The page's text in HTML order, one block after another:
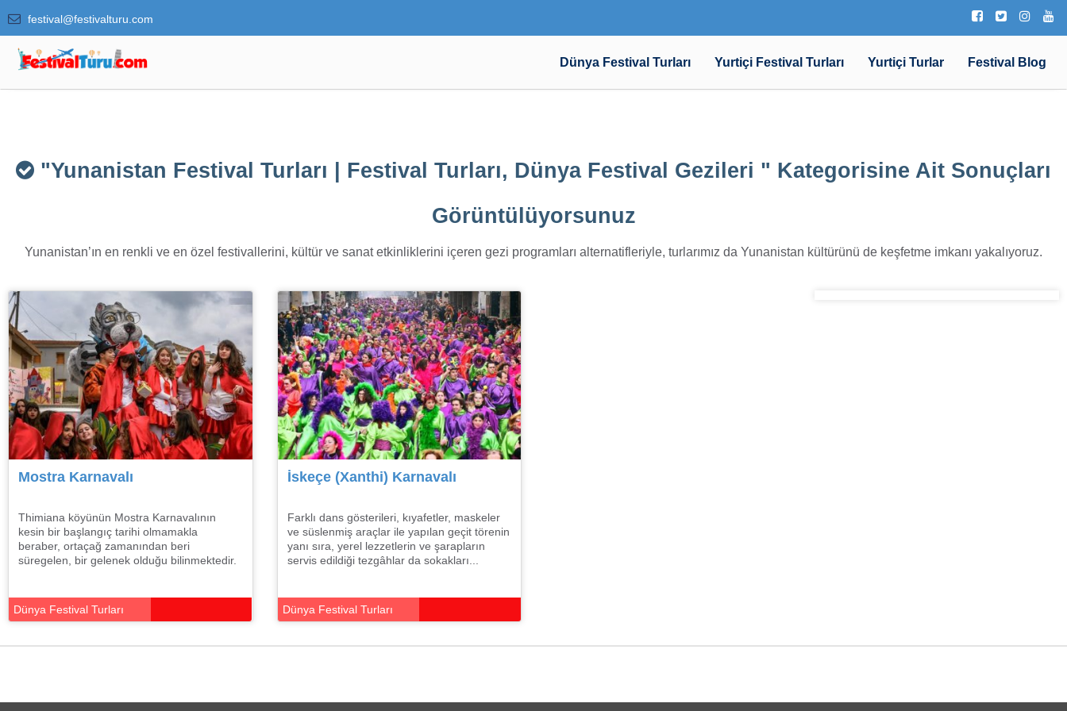
festival@festivalturu.com
Dünya Festival Turları Yurtiçi Festival Turları Yurtiçi Turlar Festival Blog
"Yunanistan Festival Turları | Festival Turları, Dünya Festival Gezileri " Kategorisine Ait Sonuçları
Görüntülüyorsunuz
Yunanistan’ın en renkli ve en özel festivallerini, kültür ve sanat etkinliklerini içeren gezi programları alternatifleriyle, turlarımız da Yunanistan kültürünü de keşfetme imkanı yakalıyoruz.
Mostra Karnavalı
Thimiana köyünün Mostra Karnavalının
kesin bir başlangıç tarihi olmamakla
beraber, ortaçağ zamanından beri
süregelen, bir gelenek olduğu bilinmektedir.
Dünya Festival Turları
İskeçe (Xanthi) Karnavalı
Farklı dans gösterileri, kıyafetler, maskeler
ve süslenmiş araçlar ile yapılan geçit törenin
yanı sıra, yerel lezzetlerin ve şarapların
servis edildiği tezgâhlar da sokakları...
Dünya Festival Turları